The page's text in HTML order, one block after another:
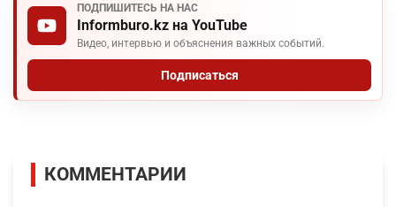
ПОДПИШИТЕСЬ НА НАС
Informburo.kz на YouTube
Видео, интервью и объяснения важных событий.
Подписаться
КОММЕНТАРИИ